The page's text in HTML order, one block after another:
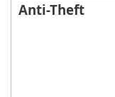
Anti-Theft